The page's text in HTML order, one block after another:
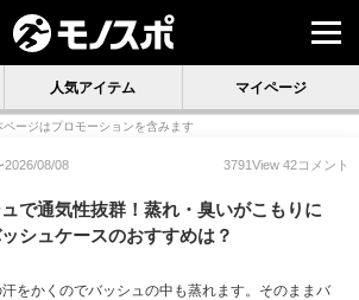
人気アイテム マイページ
ページはプロモーションを含みます
2026/08/08 3791View 42コメント
で通気性抜群！蒸れ・臭いがこもりに
ッシュケースのおすすめは？
をかくのでバッシュの中も蒸れます。そのままバ